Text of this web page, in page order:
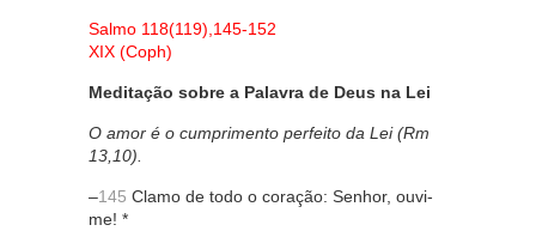
Salmo 118(119),145-152
XIX (Coph)
Meditação sobre a Palavra de Deus na Lei
O amor é o cumprimento perfeito da Lei (Rm
13,10).
–145 Clamo de todo o coração: Senhor, ouvi-
me! *